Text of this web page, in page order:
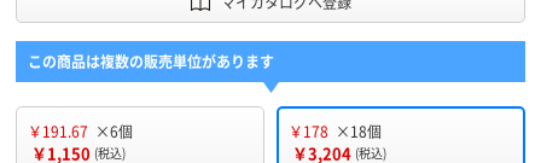
この商品は複数の販売単位があります
￥191.67 ×6個
￥1,150 (税込)
￥178 ×18個
￥3,204 (税込)